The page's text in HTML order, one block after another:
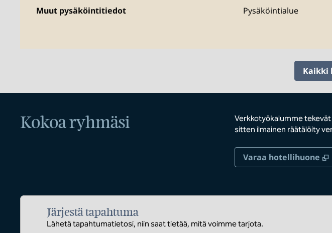
Muut pysäköintitiedot Pysäköintialue
Kaikki
Kokoa ryhmäsi
Verkkotyökalumme
sitten ilmainen räätälöity
Varaa hotellihuone ,
Järjestä tapahtuma
Lähetä tapahtumatietosi, niin saat tietää, mitä voimme tarjota.